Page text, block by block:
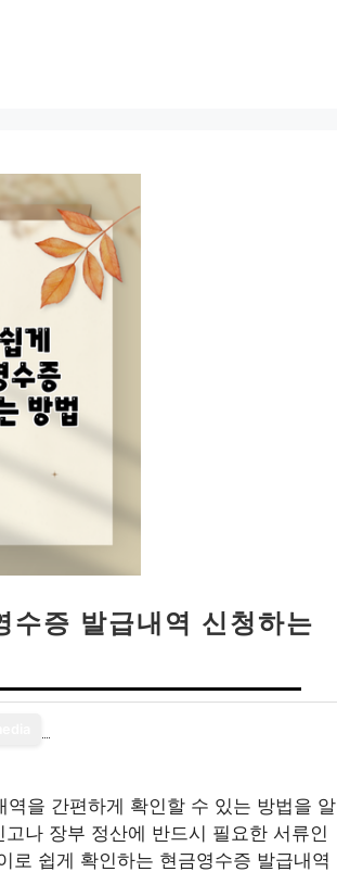
수증 발급내역 신청하는
을 간편하게 확인할 수 있는 방법을 알
나 장부 정산에 반드시 필요한 서류인
로 쉽게 확인하는 현금영수증 발급내역